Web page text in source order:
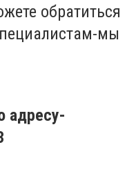
обратиться
мы
адресу-